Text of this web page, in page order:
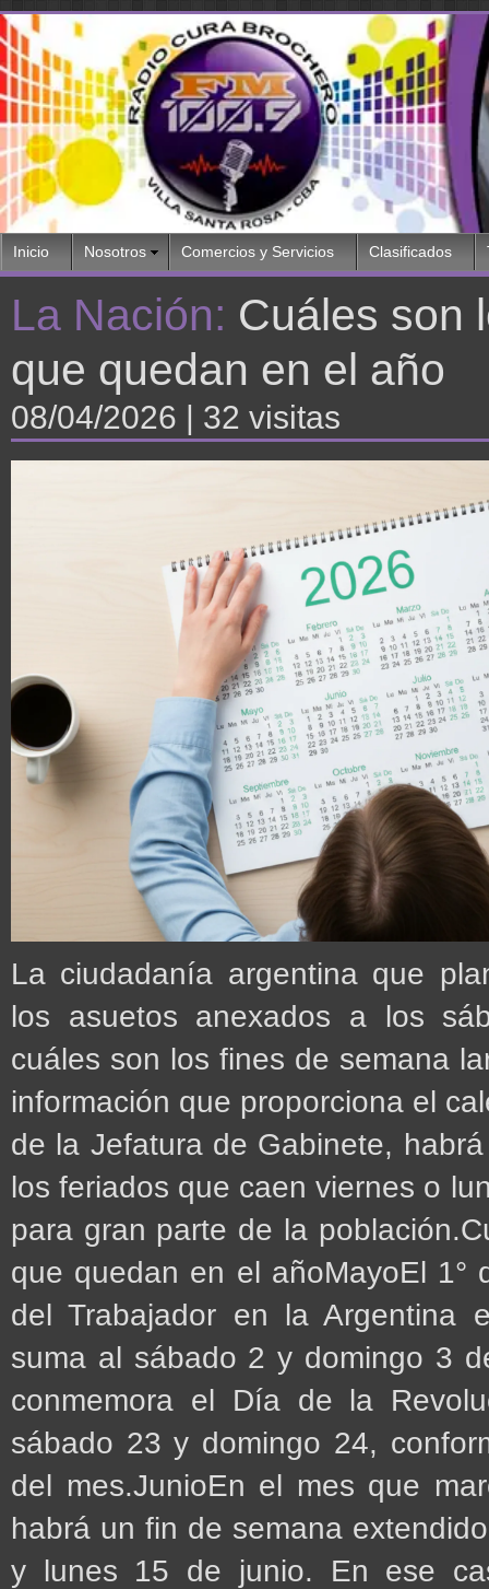
Inicio Nosotros Comercios y Servicios Clasificados
La Nación: Cuáles son
que quedan en el año
08/04/2026 | 32 visitas
La ciudadanía argentina que
los asuetos anexados a los
cuáles son los fines de semana
información que proporciona el
de la Jefatura de Gabinete,
los feriados que caen viernes o
para gran parte de la
que quedan en el añoMayoEl
del Trabajador en la Argentina
suma al sábado 2 y domingo 3
conmemora el Día de la
sábado 23 y domingo 24,
del mes.JunioEn el mes que
habrá un fin de semana
y lunes 15 de junio. En ese